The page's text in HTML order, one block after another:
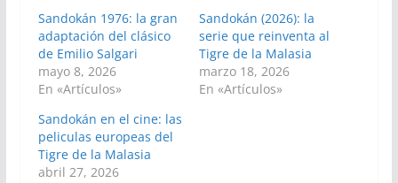
Sandokán 1976: la gran
adaptación del clásico
de Emilio Salgari
mayo 8, 2026
En «Artículos»
Sandokán (2026): la
serie que reinventa al
Tigre de la Malasia
marzo 18, 2026
En «Artículos»
Sandokán en el cine: las
peliculas europeas del
Tigre de la Malasia
abril 27, 2026